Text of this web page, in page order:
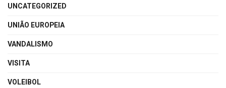
UNCATEGORIZED
UNIÃO EUROPEIA
VANDALISMO
VISITA
VOLEIBOL